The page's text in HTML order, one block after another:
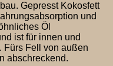
Gepresst Kokosfett
und
Öl
ist für innen und
Fürs Fell von außen
abschreckend.